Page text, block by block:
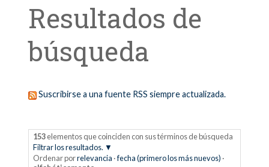
Resultados de
búsqueda
Suscribirse a una fuente RSS siempre actualizada.
153elementos que coinciden con sus términos de búsqueda
Filtrar los resultados.
Ordenar porrelevancia ·fecha (primero los más nuevos) ·